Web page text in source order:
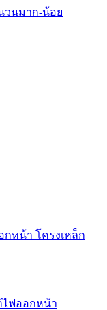
วนมาก-น้อย
หน้า โครงเหล็ก
ไฟออกหน้า